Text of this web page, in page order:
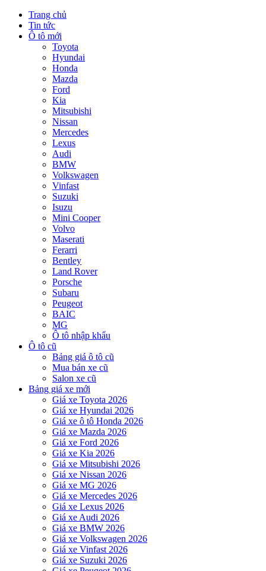
Trang chủ
Tin tức
Ô tô mới
Toyota
Hyundai
Honda
Mazda
Ford
Kia
Mitsubishi
Nissan
Mercedes
Lexus
Audi
BMW
Volkswagen
Vinfast
Suzuki
Isuzu
Mini Cooper
Volvo
Maserati
Ferarri
Bentley
Land Rover
Porsche
Subaru
Peugeot
BAIC
MG
Ô tô nhập khẩu
Ô tô cũ
Bảng giá ô tô cũ
Mua bán xe cũ
Salon xe cũ
Bảng giá xe mới
Giá xe Toyota 2026
Giá xe Hyundai 2026
Giá xe ô tô Honda 2026
Giá xe Mazda 2026
Giá xe Ford 2026
Giá xe Kia 2026
Giá xe Mitsubishi 2026
Giá xe Nissan 2026
Giá xe MG 2026
Giá xe Mercedes 2026
Giá xe Lexus 2026
Giá xe Audi 2026
Giá xe BMW 2026
Giá xe Volkswagen 2026
Giá xe Vinfast 2026
Giá xe Suzuki 2026